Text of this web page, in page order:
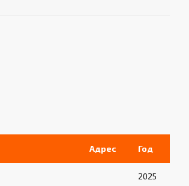
Адрес Год
2025